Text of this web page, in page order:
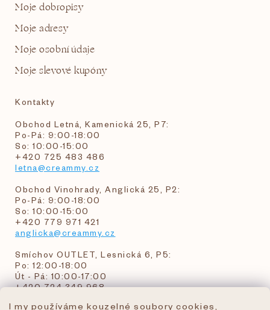
I my používáme kouzelné soubory cookies,
Moje dobropisy
Moje adresy
Moje osobní údaje
Moje slevové kupóny
Kontakty
Obchod Letná, Kamenická 25, P7:
Po-Pá: 9:00-18:00
So: 10:00-15:00
+420 725 483 486
letna@creammy.cz
Obchod Vinohrady, Anglická 25, P2:
Po-Pá: 9:00-18:00
So: 10:00-15:00
+420 779 971 421
anglicka@creammy.cz
Smíchov OUTLET, Lesnická 6, P5:
Po: 12:00-18:00
Út - Pá: 10:00-17:00
+420 724 349 968